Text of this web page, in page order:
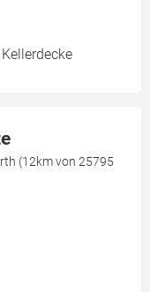
(12km von 25795